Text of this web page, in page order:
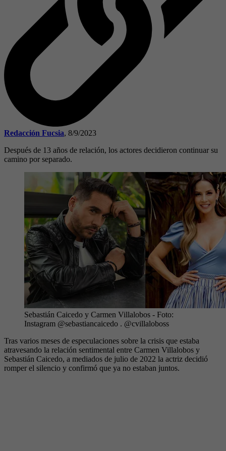
Redacción Fucsia, 8/9/2023
Después de 13 años de relación, los actores decidieron continuar su
camino por separado.
Sebastián Caicedo y Carmen Villalobos - Foto:
Instagram @sebastiancaicedo . @cvillaloboss
Tras varios meses de especulaciones sobre la crisis que estaba
atravesando la relación sentimental entre Carmen Villalobos y
Sebastián Caicedo, a mediados de julio de 2022 la actriz decidió
romper el silencio y confirmó que ya no estaban juntos.